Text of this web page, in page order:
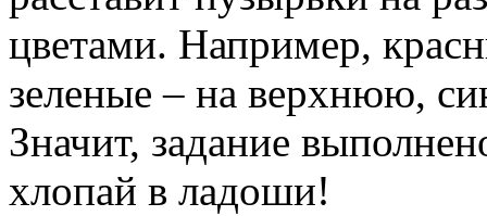
цветами. Например,
зеленые – на верхнюю,
Значит, задание
хлопай в ладоши!